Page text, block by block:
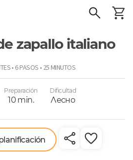
zapallo italiano
• 6 PASOS • 25 MINUTOS
Preparación
10 min.
Dificultad
Лесно